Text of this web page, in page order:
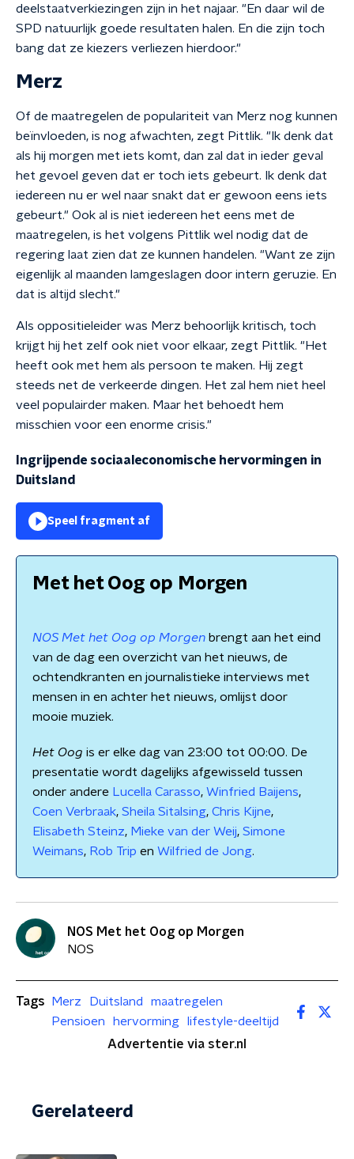
deelstaatverkiezingen zijn in het najaar. "En daar wil de
SPD natuurlijk goede resultaten halen. En die zijn toch
bang dat ze kiezers verliezen hierdoor."
Merz
Of de maatregelen de populariteit van Merz nog kunnen
beïnvloeden, is nog afwachten, zegt Pittlik. "Ik denk dat
als hij morgen met iets komt, dan zal dat in ieder geval
het gevoel geven dat er toch iets gebeurt. Ik denk dat
iedereen nu er wel naar snakt dat er gewoon eens iets
gebeurt." Ook al is niet iedereen het eens met de
maatregelen, is het volgens Pittlik wel nodig dat de
regering laat zien dat ze kunnen handelen. "Want ze zijn
eigenlijk al maanden lamgeslagen door intern geruzie. En
dat is altijd slecht."
Als oppositieleider was Merz behoorlijk kritisch, toch
krijgt hij het zelf ook niet voor elkaar, zegt Pittlik. "Het
heeft ook met hem als persoon te maken. Hij zegt
steeds net de verkeerde dingen. Het zal hem niet heel
veel populairder maken. Maar het behoedt hem
misschien voor een enorme crisis."
Ingrijpende sociaaleconomische hervormingen in
Duitsland
Speel fragment af
Met het Oog op Morgen
NOS Met het Oog op Morgen brengt aan het eind
van de dag een overzicht van het nieuws, de
ochtendkranten en journalistieke interviews met
mensen in en achter het nieuws, omlijst door
mooie muziek.
Het Oog is er elke dag van 23:00 tot 00:00. De
presentatie wordt dagelijks afgewisseld tussen
onder andere Lucella Carasso, Winfried Baijens,
Coen Verbraak, Sheila Sitalsing, Chris Kijne,
Elisabeth Steinz, Mieke van der Weij, Simone
Weimans, Rob Trip en Wilfried de Jong.
NOS Met het Oog op Morgen
NOS
Tags Merz Duitsland
maatregelen
Pensioen
hervorming
lifestyle-deeltijd
Advertentie via ster.nl
Gerelateerd